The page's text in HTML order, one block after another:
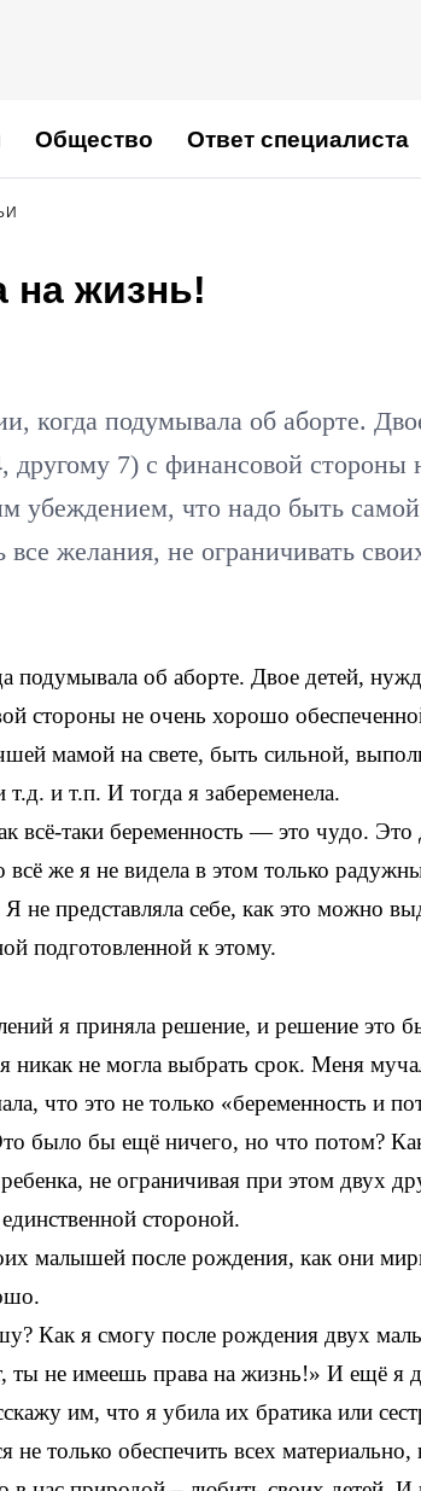
Общество Ответ специалиста
на жизнь!
когда подумывала об аборте.
7) с финансовой стороны
убеждением, что надо быть
желания, не ограничивать
подумывала об аборте. Двое детей,
стороны не очень хорошо
мамой на свете, быть сильной,
и т.п. И тогда я забеременела.
всё-таки беременность — это чудо. Это
же я не видела в этом только
не представляла себе, как это можно
подготовленной к этому.
я приняла решение, и решение это
никак не могла выбрать срок. Меня
что это не только «беременность и
было бы ещё ничего, но что потом?
не ограничивая при этом двух
стороной.
малышей после рождения, как они
Как я смогу после рождения двух
ты не имеешь права на жизнь!» И ещё я
им, что я убила их братика или
только обеспечить всех материально,